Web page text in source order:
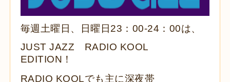
毎週土曜日、日曜日23：00-24：00は、
JUST JAZZ RADIO KOOL
EDITION！
RADIO KOOLでも主に深夜帯